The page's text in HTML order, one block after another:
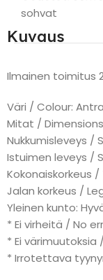
sohvat
Kuvaus
Ilmainen toimitus
Väri / Colour:
Mitat /
Nukkumisleveys /
Istuimen leveys /
Kokonaiskorkeus
Jalan korkeus /
Yleinen kunto:
* Ei virheitä / No
* Ei
* Irrotettava